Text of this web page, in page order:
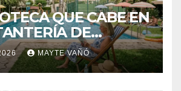
QUE CABE EN
DE
MAYTE VAÑÓ